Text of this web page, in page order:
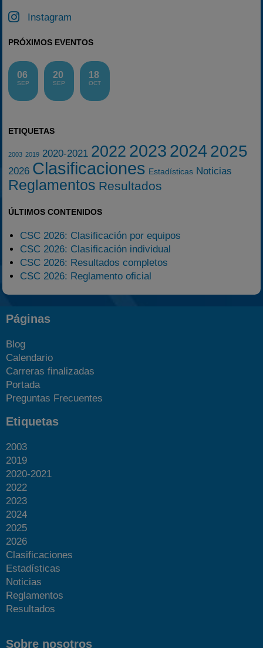
Instagram
PRÓXIMOS EVENTOS
06
SEP
20
SEP
18
OCT
ETIQUETAS
2003 2019 2020-2021 2022 2023 20242025
2026 Clasificaciones Estadísticas Noticias
Reglamentos Resultados
ÚLTIMOS CONTENIDOS
CSC 2026: Clasificación por equipos
CSC 2026: Clasificación individual
CSC 2026: Resultados completos
CSC 2026: Reglamento oficial
Páginas
Blog
Calendario
Carreras finalizadas
Portada
Preguntas Frecuentes
Etiquetas
2003
2019
2020-2021
2022
2023
2024
2025
2026
Clasificaciones
Estadísticas
Noticias
Reglamentos
Resultados
Sobre nosotros